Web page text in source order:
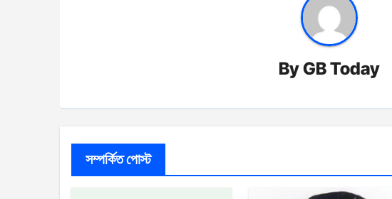
ByGB Today
সম্পর্কিত পোস্ট